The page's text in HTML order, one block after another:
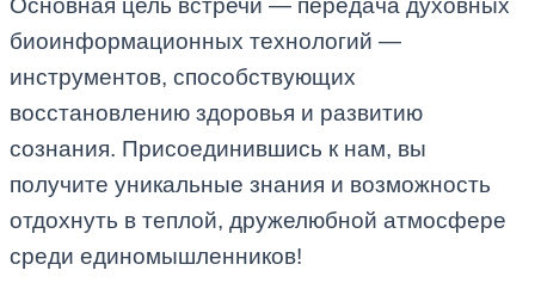
Основная цель встречи — передача духовных
биоинформационных технологий —
инструментов, способствующих
восстановлению здоровья и развитию
сознания. Присоединившись к нам, вы
получите уникальные знания и возможность
отдохнуть в теплой, дружелюбной атмосфере
среди единомышленников!